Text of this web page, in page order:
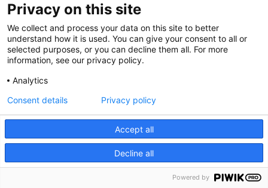
terciari. La indústria se situa segon amb el 16,3%, mentre que
la construcció, amb el 9,8%, aconsegueix colar-se en el Top 3.
L’agricultura queda relegada a un quart lloc amb el 8,1% del
total.
LLEGIR MÉS »
CGT guanya les eleccions sindicals a Giró
GH a Badalona i obté la majoria amb 5
Privacy on this site
We collect and process your data on this site to better
understand how it is used. You can give your consent to all or
selected purposes, or you can decline them all. For more
information, see our privacy policy.
Analytics
Accept all
Decline all
Consent details Privacy policy
Powered by